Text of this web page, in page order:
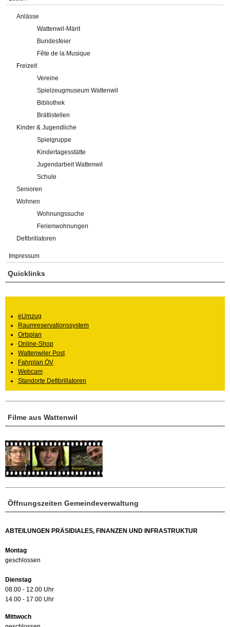
Anlässe
Wattenwil-Märit
Bundesfeier
Fête de la Musique
Freizeit
Vereine
Spielzeugmuseum Wattenwil
Bibliothek
Brätlistellen
Kinder & Jugendliche
Spielgruppe
Kindertagesstätte
Jugendarbeit Wattenwil
Schule
Senioren
Wohnen
Wohnungssuche
Ferienwohnungen
Defibrillatoren
Impressum
Öffnungszeiten Gemeindeverwaltung
ABTEILUNGEN PRÄSIDIALES, FINANZEN UND INFRASTRUKTUR
Montag
geschlossen
Dienstag
08.00 - 12.00 Uhr
14.00 - 17.00 Uhr
Mittwoch
Filme aus Wattenwil
Quicklinks
eUmzug
Raumreservationssystem
Ortsplan
Online-Shop
Wattenwiler Post
Fahrplan ÖV
Webcam
Standorte Defibrillatoren